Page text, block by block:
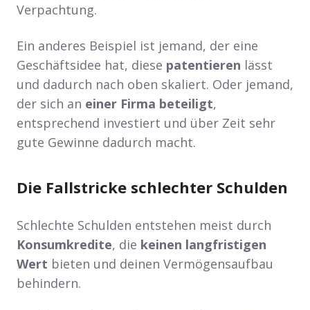
Verpachtung.
Ein anderes Beispiel ist jemand, der eine
Geschäftsidee hat, diese patentieren lässt
und dadurch nach oben skaliert. Oder jemand,
der sich an einer Firma beteiligt,
entsprechend investiert und über Zeit sehr
gute Gewinne dadurch macht.
Die Fallstricke schlechter Schulden
Schlechte Schulden entstehen meist durch
Konsumkredite, die keinen langfristigen
Wert bieten und deinen Vermögensaufbau
behindern.